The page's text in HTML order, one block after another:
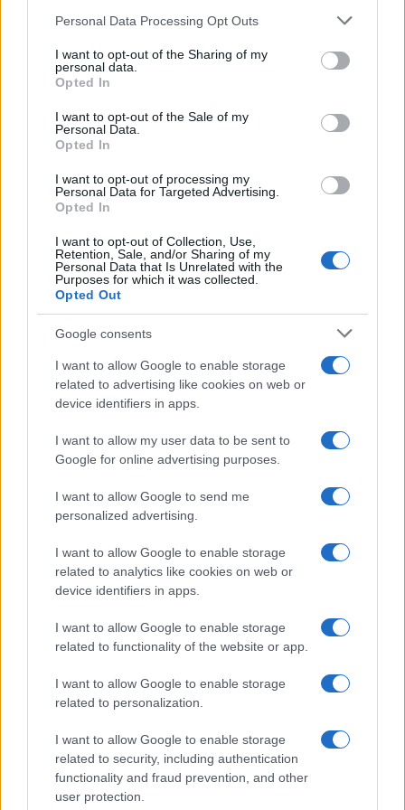
Please note that this website/app uses one or more Google
not limited to your visit or usage behaviour. You may click to
grant or deny consent to Google and its third-party tags to
use your data for below specified purposes in below Google
consent section.
Personal Data Processing Opt Outs
I want to opt-out of the Sharing of my
personal data.
Opted In
I want to opt-out of the Sale of my
Personal Data.
Opted In
I want to opt-out of processing my
Personal Data for Targeted Advertising.
Opted In
I want to opt-out of Collection, Use,
Retention, Sale, and/or Sharing of my
Personal Data that Is Unrelated with the
Purposes for which it was collected.
Opted Out
Google consents
I want to allow Google to enable storage
related to advertising like cookies on web or
device identifiers in apps.
I want to allow my user data to be sent to
Google for online advertising purposes.
I want to allow Google to send me
personalized advertising.
I want to allow Google to enable storage
related to analytics like cookies on web or
device identifiers in apps.
I want to allow Google to enable storage
related to functionality of the website or app.
I want to allow Google to enable storage
related to personalization.
I want to allow Google to enable storage
related to security, including authentication
functionality and fraud prevention, and other
user protection.
da allora firma approfondimenti sui motori. In
alle prove su pista, cura il format 'tecnica e
cronaca' e conserva i fogli di appunti del
debutto tecnico in autodromo.
Continua a leggere